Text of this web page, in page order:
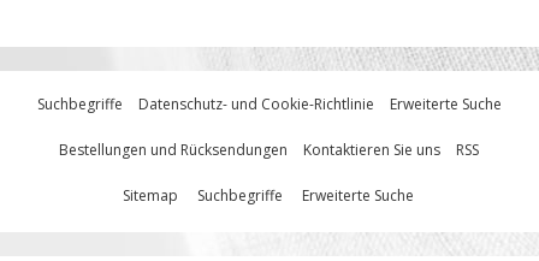
Suchbegriffe Datenschutz- und Cookie-Richtlinie Erweiterte Suche
Bestellungen und Rücksendungen Kontaktieren Sie uns RSS
Sitemap Suchbegriffe Erweiterte Suche